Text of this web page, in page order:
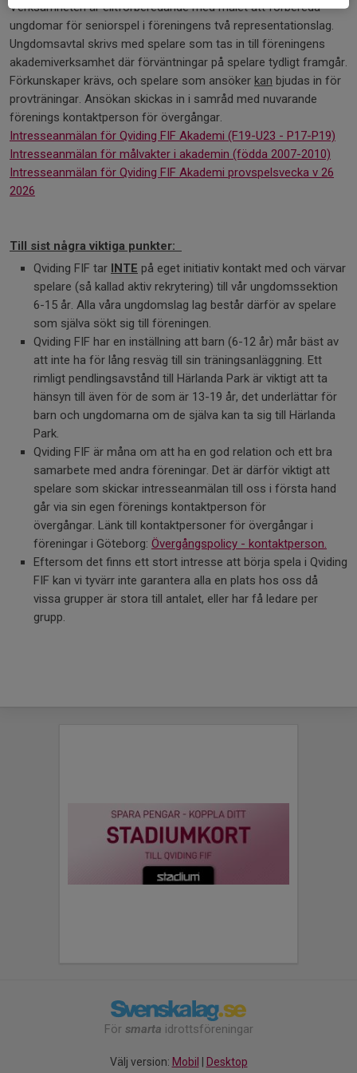
Verksamheten är elitförberedande med målet att förbereda
ungdomar för seniorspel i föreningens två representationslag.
Ungdomsavtal skrivs med spelare som tas in till föreningens
akademiverksamhet där förväntningar på spelare tydligt framgår.
Förkunskaper krävs, och spelare som ansöker kan bjudas in för
provträningar. Ansökan skickas in i samråd med nuvarande
förenings kontaktperson för övergångar.
Intresseanmälan för Qviding FIF Akademi (F19-U23 - P17-P19)
Intresseanmälan för målvakter i akademin (födda 2007-2010)
Intresseanmälan för Qviding FIF Akademi provspelsvecka v 26
2026
Till sist några viktiga punkter:
Qviding FIF tar INTE på eget initiativ kontakt med och värvar
spelare (så kallad aktiv rekrytering) till vår ungdomssektion
6-15 år. Alla våra ungdomslag lag består därför av spelare
som själva sökt sig till föreningen.
Qviding FIF har en inställning att barn (6-12 år) mår bäst av
att inte ha för lång resväg till sin träningsanläggning. Ett
rimligt pendlingsavstånd till Härlanda Park är viktigt att ta
hänsyn till även för de som är 13-19 år, det underlättar för
barn och ungdomarna om de själva kan ta sig till Härlanda
Park.
Qviding FIF är måna om att ha en god relation och ett bra
samarbete med andra föreningar. Det är därför viktigt att
spelare som skickar intresseanmälan till oss i första hand
går via sin egen förenings kontaktperson för
övergångar. Länk till kontaktpersoner för övergångar i
föreningar i Göteborg: Övergångspolicy - kontaktperson.
Eftersom det finns ett stort intresse att börja spela i Qviding
FIF kan vi tyvärr inte garantera alla en plats hos oss då
vissa grupper är stora till antalet, eller har få ledare per
grupp.
För smarta idrottsföreningar
Välj version: Mobil Desktop